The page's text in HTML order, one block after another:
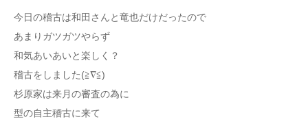
今日の稽古は和田さんと竜也だけだったので
あまりガツガツやらず
和気あいあいと楽しく？
稽古をしました(≧∇≦)
杉原家は来月の審査の為に
型の自主稽古に来て